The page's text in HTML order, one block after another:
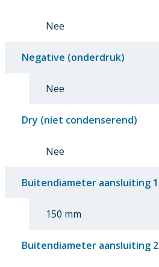
Nee
Negative (onderdruk)
Nee
Dry (niet condenserend)
Nee
Buitendiameter aansluiting 1
150 mm
Buitendiameter aansluiting 2